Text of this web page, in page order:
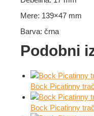
Mere: 139×47 mm
Barva: črna
Podobni
Bock Picatinny
Bock Picatinny